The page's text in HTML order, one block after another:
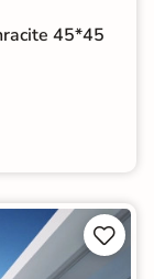
45*45

